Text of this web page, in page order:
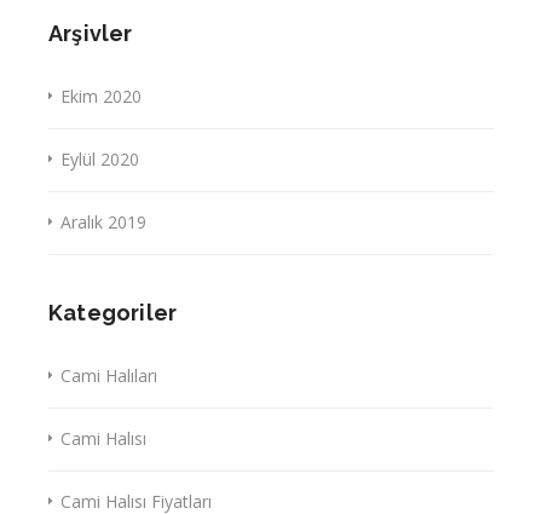
Arşivler
Ekim 2020
Eylül 2020
Aralık 2019
Kategoriler
Cami Halıları
Cami Halısı
Cami Halısı Fiyatları